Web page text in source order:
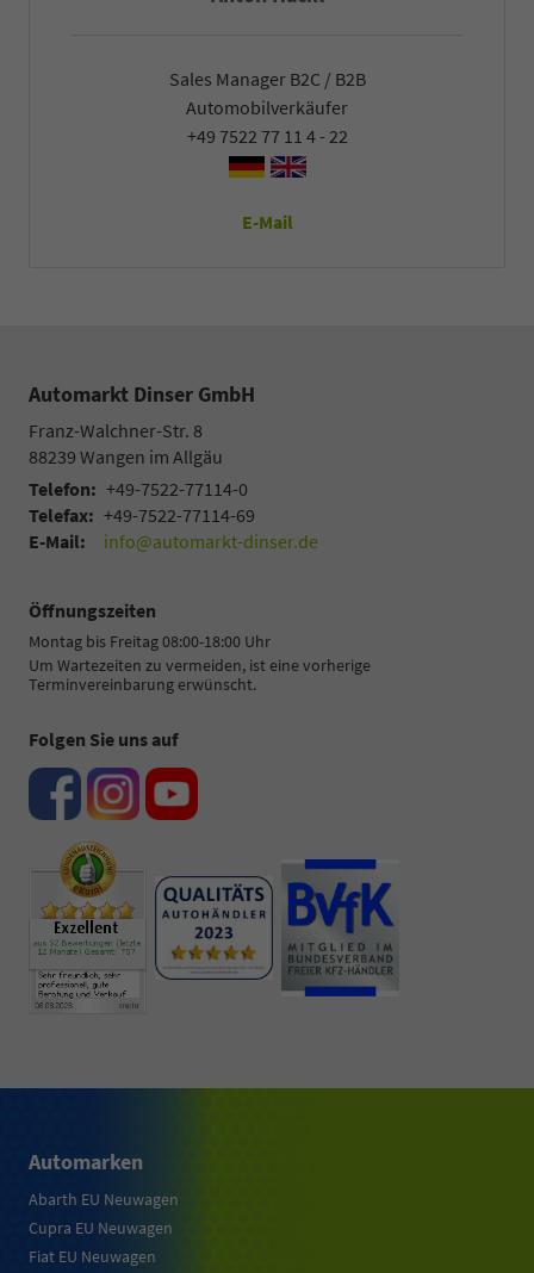
Sales Manager B2C / B2B
Automobilverkäufer
+49 7522 77 11 4 - 22
E-Mail
Automarkt Dinser GmbH
Franz-Walchner-Str. 8
88239 Wangen im Allgäu
Telefon: +49-7522-77114-0
Telefax: +49-7522-77114-69
E-Mail:
info@automarkt-dinser.de
Öffnungszeiten
Montag bis Freitag 08:00-18:00 Uhr
Um Wartezeiten zu vermeiden, ist eine vorherige
Terminvereinbarung erwünscht.
Folgen Sie uns auf
Automarken
Abarth EU Neuwagen
Cupra EU Neuwagen
Fiat EU Neuwagen